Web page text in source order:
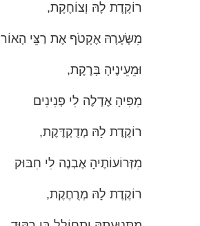
רוֹקֶדֶת לָהּ וְצוֹחֶקֶת,
מִשְּׂעָרָהּ אֶקְטֹף אֶת רַצֵּי הָאוֹר
וּמֵעֵינֶיהָ בָּרֶקֶת,
מִפִּיהָ אֶדְלֶה לִי פְּנִינִים
רוֹקֶדֶת לָהּ מְדֻקְדֶּקֶת,
מִזְּרוֹעוֹתֶיהָ אֶבְנֶה לִי חִבּוּק
רוֹקֶדֶת לָהּ מְרֻחֶקֶת,